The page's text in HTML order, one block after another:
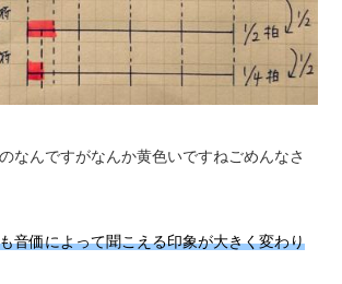
なんですがなんか黄色いですねごめんなさ
音価によって聞こえる印象が大きく変わり